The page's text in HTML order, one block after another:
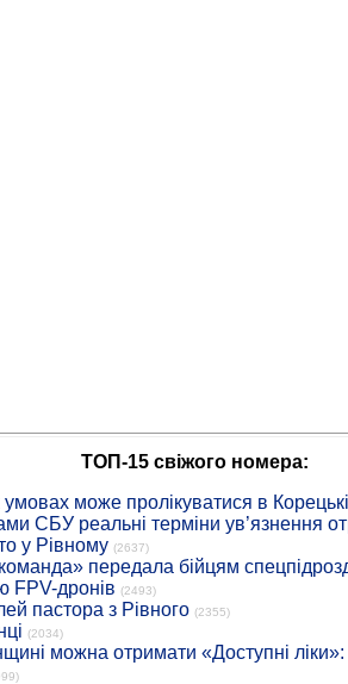
ТОП-15 свіжого номера:
умовах може пролікуватися в
СБУ реальні терміни ув’язнення
у Рівному (2637)
команда» передала бійцям
FPV-дронів (2493)
пастора з Рівного (2355)
(2034)
можна отримати «Доступні ліки»: